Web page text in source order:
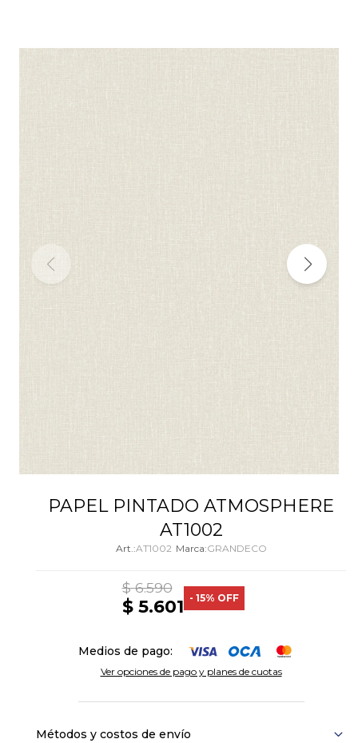
PAPEL PINTADO ATMOSPHERE
AT1002
AT1002 GRANDECO
$ 5.601
$ 6.590
15
Medios de pago:
Ver opciones de pago y planes de cuotas
Métodos y costos de envío